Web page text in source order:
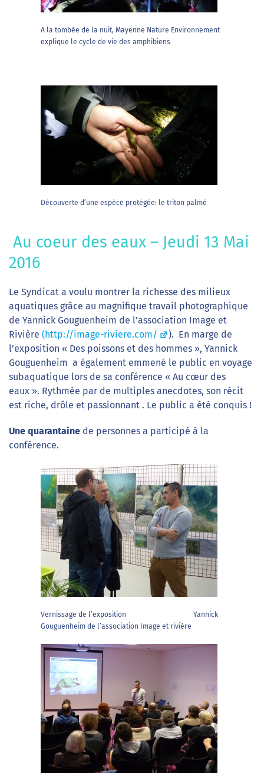
A la tombée de la nuit, Mayenne Nature Environnement
explique le cycle de vie des amphibiens
Découverte d’une espèce protégée: le triton palmé
Au coeur des eaux – Jeudi 13 Mai
2016
Le Syndicat a voulu montrer la richesse des milieux
aquatiques grâce au magnifique travail photographique
de Yannick Gouguenheim de l’association Image et
Rivière (http://image-riviere.com/
). En marge de
l’exposition « Des poissons et des hommes », Yannick
Gouguenheim a également emmené le public en voyage
subaquatique lors de sa conférence « Au cœur des
eaux ». Rythmée par de multiples anecdotes, son récit
est riche, drôle et passionnant . Le public a été conquis !
Une quarantaine de personnes a participé à la
conférence.
Vernissage de l’exposition Yannick
Gouguenheim de l’association Image et rivière